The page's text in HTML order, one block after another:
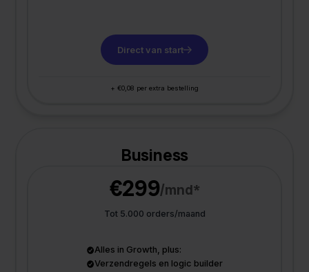
Direct van start
+ €0,08 per extra bestelling
Business
€299/mnd*
Tot 5.000 orders/maand
Alles in Growth, plus:
Verzendregels en logic builder